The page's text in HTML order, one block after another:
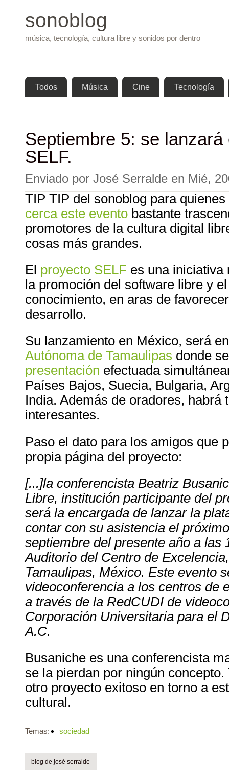
sonoblog
música, tecnología, cultura libre y sonidos por dentro
Menú principal
Todos Música Cine Tecnología
Septiembre 5: se
SELF.
Enviado por José Serralde en Mié,
TIP TIP del sonoblog para
cerca este evento bastante
promotores de la cultura digital
cosas más grandes.
El proyecto SELF es una iniciativa
la promoción del software libre y
conocimiento, en aras de
desarrollo.
Su lanzamiento en México, será
Autónoma de Tamaulipas donde
presentación efectuada
Países Bajos, Suecia, Bulgaria,
India. Además de oradores, habrá
interesantes.
Paso el dato para los amigos que
propia página del proyecto:
[...]la conferencista Beatriz
Libre, institución participante del
será la encargada de lanzar la
contar con su asistencia el
septiembre del presente año a las
Auditorio del Centro de
Tamaulipas, México. Este evento
videoconferencia a los centros de
a través de la RedCUDI de
Corporación Universitaria para el
A.C.
Busaniche es una conferencista
se la pierdan por ningún
otro proyecto exitoso en torno a
cultural.
Temas: sociedad
blog de josé serralde